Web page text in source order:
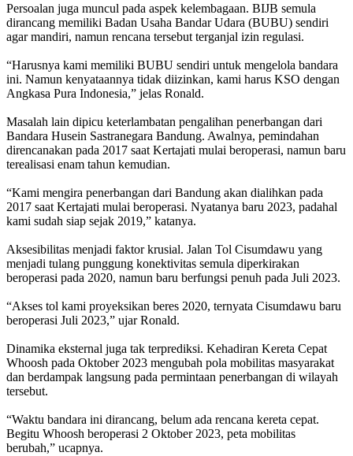
Persoalan juga muncul pada aspek kelembagaan. BIJB semula
dirancang memiliki Badan Usaha Bandar Udara (BUBU) sendiri
agar mandiri, namun rencana tersebut terganjal izin regulasi.
“Harusnya kami memiliki BUBU sendiri untuk mengelola bandara
ini. Namun kenyataannya tidak diizinkan, kami harus KSO dengan
Angkasa Pura Indonesia,” jelas Ronald.
Masalah lain dipicu keterlambatan pengalihan penerbangan dari
Bandara Husein Sastranegara Bandung. Awalnya, pemindahan
direncanakan pada 2017 saat Kertajati mulai beroperasi, namun baru
terealisasi enam tahun kemudian.
“Kami mengira penerbangan dari Bandung akan dialihkan pada
2017 saat Kertajati mulai beroperasi. Nyatanya baru 2023, padahal
kami sudah siap sejak 2019,” katanya.
Aksesibilitas menjadi faktor krusial. Jalan Tol Cisumdawu yang
menjadi tulang punggung konektivitas semula diperkirakan
beroperasi pada 2020, namun baru berfungsi penuh pada Juli 2023.
“Akses tol kami proyeksikan beres 2020, ternyata Cisumdawu baru
beroperasi Juli 2023,” ujar Ronald.
Dinamika eksternal juga tak terprediksi. Kehadiran Kereta Cepat
Whoosh pada Oktober 2023 mengubah pola mobilitas masyarakat
dan berdampak langsung pada permintaan penerbangan di wilayah
tersebut.
“Waktu bandara ini dirancang, belum ada rencana kereta cepat.
Begitu Whoosh beroperasi 2 Oktober 2023, peta mobilitas
berubah,” ucapnya.